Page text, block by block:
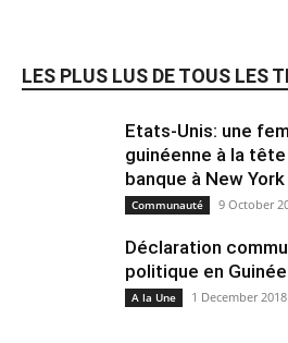
LES PLUS LUS DE TOUS LES
Etats-Unis: une
guinéenne à la
banque à New York
Communauté 9 October
Déclaration
politique en Guinée
A la Une 1 December 2018